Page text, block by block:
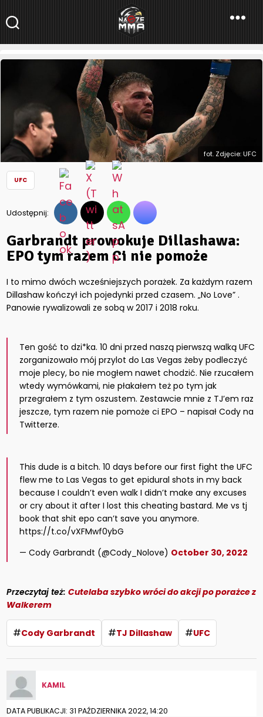
NaszeMMA
NaszeMMA.pl»Aktualności»Świat»UFC»Garbrandt prowokuje
Dillashawa: EPO tym razem Ci nie pomoże
fot. Zdjęcie: UFC
UFC
Udostępnij:
Garbrandt prowokuje Dillashawa:
EPO tym razem Ci nie pomoże
I to mimo dwóch wcześniejszych porażek. Za każdym razem
Dillashaw kończył ich pojedynki przed czasem. „No Love” .
Panowie rywalizowali ze sobą w 2017 i 2018 roku.
Ten gość to dzi*ka. 10 dni przed naszą pierwszą walką UFC
zorganizowało mój przylot do Las Vegas żeby podleczyć
moje plecy, bo nie mogłem nawet chodzić. Nie rzucałem
wtedy wymówkami, nie płakałem też po tym jak
przegrałem z tym oszustem. Zestawcie mnie z TJ’em raz
jeszcze, tym razem nie pomoże ci EPO – napisał Cody na
Twitterze.
This dude is a bitch. 10 days before our first fight the UFC
flew me to Las Vegas to get epidural shots in my back
because I couldn’t even walk I didn’t make any excuses
or cry about it after I lost this cheating bastard. Me vs tj
book that shit epo can’t save you anymore.
https://t.co/vXFMwf0ybG
— Cody Garbrandt (@Cody_Nolove) October 30, 2022
Przeczytaj też:Cutelaba szybko wróci do akcji po porażce z
Walkerem
#Cody Garbrandt #TJ Dillashaw #UFC
KAMIL
DATA PUBLIKACJI: 31 PAŹDZIERNIKA 2022, 14:20